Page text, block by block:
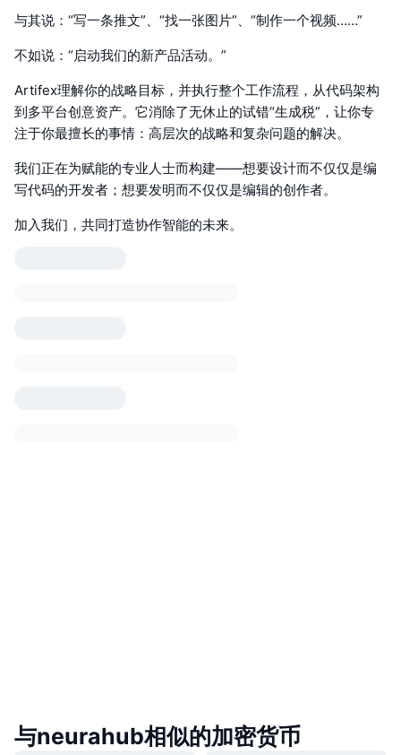
与其说：“写一条推文”、“找一张图片”、“制作一个视频……”
不如说：“启动我们的新产品活动。”
Artifex理解你的战略目标，并执行整个工作流程，从代码架构
到多平台创意资产。它消除了无休止的试错“生成税”，让你专
注于你最擅长的事情：高层次的战略和复杂问题的解决。
我们正在为赋能的专业人士而构建——想要设计而不仅仅是编
写代码的开发者；想要发明而不仅仅是编辑的创作者。
加入我们，共同打造协作智能的未来。
与neurahub相似的加密货币